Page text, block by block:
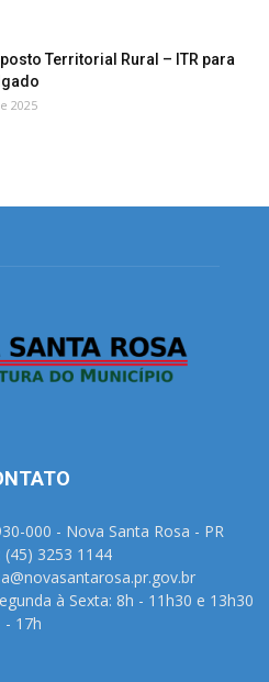
Territorial Rural – ITR para
2025
000 - Nova Santa Rosa - PR
(45) 3253 1144
à Sexta: 8h - 11h30 e 13h30
- 17h